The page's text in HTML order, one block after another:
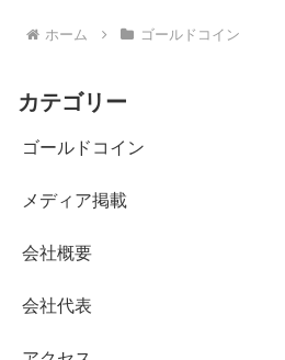
ホーム ゴールドコイン
カテゴリー
ゴールドコイン
メディア掲載
会社概要
会社代表